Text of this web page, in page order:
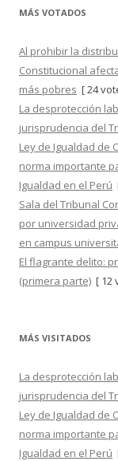
MÁS VOTADOS
Al prohibir la
Constitucional
más pobres [ 24
La desprotección
jurisprudencia del
Ley de Igualdad de
norma importante
Igualdad en el Perú
Sala del Tribunal
por universidad
en campus
El flagrante delito:
(primera parte) [ 12
MÁS VISITADOS
La desprotección
jurisprudencia del
Ley de Igualdad de
norma importante
Igualdad en el Perú